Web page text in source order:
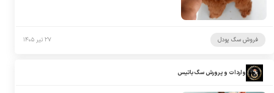
فروش سگ پودل ۲۷ تیر ۱۴۰۵
واردات و پرورش سگ باتیس